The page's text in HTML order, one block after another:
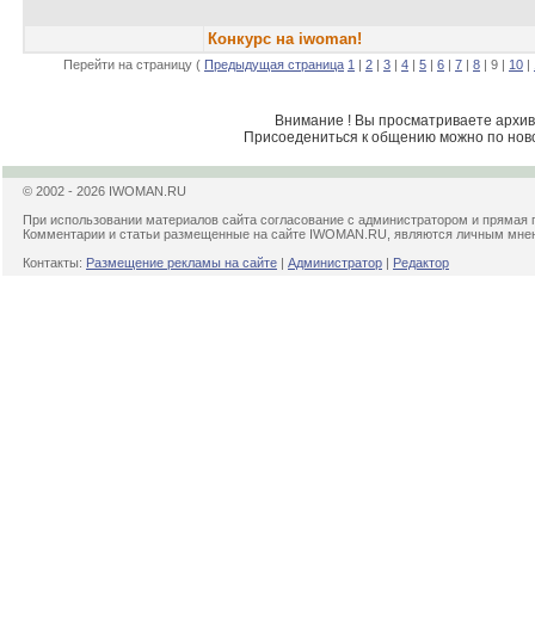
Конкурс на iwoman!
Перейти на страницу ( Предыдущая страница 1 | 2 | 3 | 4 | 5 | 6 | 7 | 8 | 9 | 10 |
Внимание ! Вы просматриваете
Присоедениться к общению можно по
© 2002 - 2026 IWOMAN.RU
При использовании материалов сайта согласование с администратором и прямая
Комментарии и статьи размещенные на сайте IWOMAN.RU, являются личным
Контакты: Размещение рекламы на сайте | Администратор | Редактор